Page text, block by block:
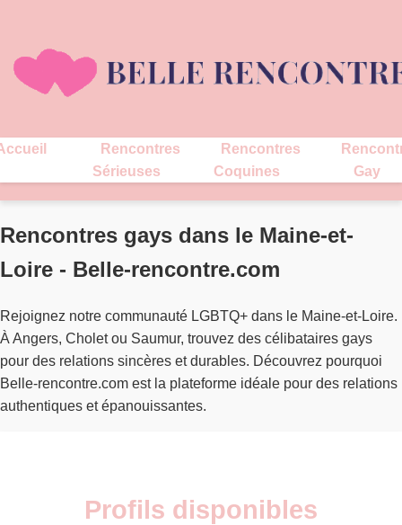
Rencontres
Sérieuses
Rencontres
Coquines
Gay
Rencontres gays dans le Maine-et-
Loire - Belle-rencontre.com
Rejoignez notre communauté LGBTQ+ dans le Maine-et-Loire.
À Angers, Cholet ou Saumur, trouvez des célibataires gays
pour des relations sincères et durables. Découvrez pourquoi
Belle-rencontre.com est la plateforme idéale pour des relations
authentiques et épanouissantes.
Profils disponibles